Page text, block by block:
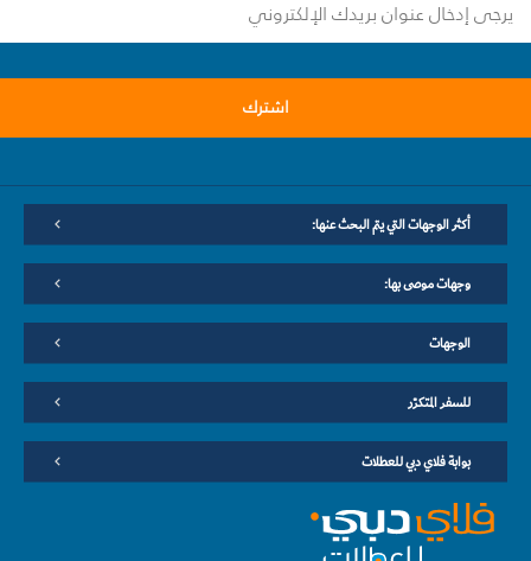
اشترك
أكثر الوجهات التي يتم البحث عنها:
وجهات موصى بها:
الوجهات
للسفر المتكرّر
بوابة فلاي دبي للعطلات